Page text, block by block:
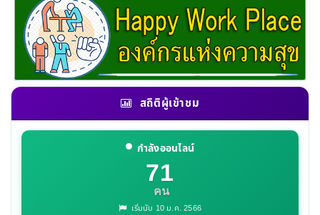
สถิติผู้เข้าชม
กำลังออนไลน์
71
คน
เริ่มนับ 10 ม.ค. 2566